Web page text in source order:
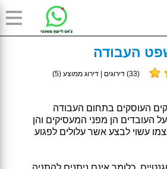
העבודה
(
33) דירוגים | דירוג ממוצע (5
)
העוסקים בתחום העבודה
העובדים הן מפני המעסיקים והן
עשוי לבצע אשר עלולים לפגוע